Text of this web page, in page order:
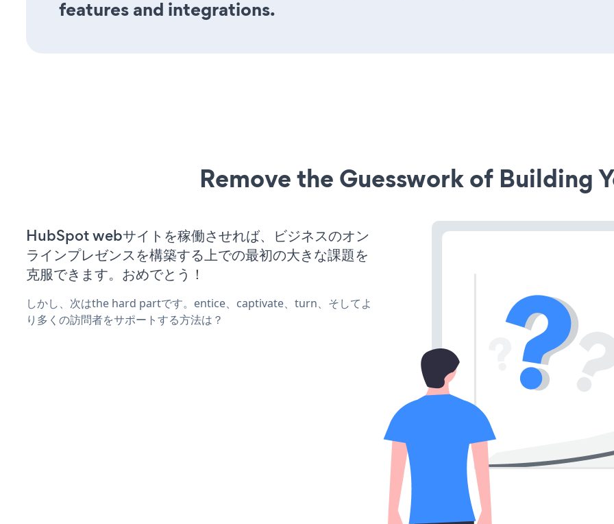
features and integrations.
Remove the Guesswork of Building
HubSpot webサイトを稼働させれば、ビジネスのオン
ラインプレゼンスを構築する上での最初の大きな課題を
克服できます。おめでとう！
しかし、次はthe hard partです。entice、captivate、turn、そしてよ
り多くの訪問者をサポートする方法は？